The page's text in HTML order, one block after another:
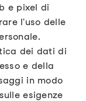
e pixel di
l'uso delle
dei dati di
e della
in modo
esigenze